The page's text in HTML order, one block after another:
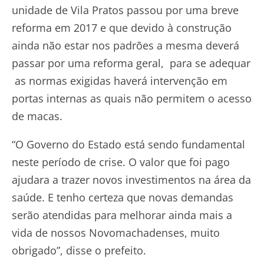
unidade de Vila Pratos passou por uma breve
reforma em 2017 e que devido à construção
ainda não estar nos padrões a mesma deverá
passar por uma reforma geral, para se adequar
as normas exigidas haverá intervenção em
portas internas as quais não permitem o acesso
de macas.
“O Governo do Estado está sendo fundamental
neste período de crise. O valor que foi pago
ajudara a trazer novos investimentos na área da
saúde. E tenho certeza que novas demandas
serão atendidas para melhorar ainda mais a
vida de nossos Novomachadenses, muito
obrigado”, disse o prefeito.